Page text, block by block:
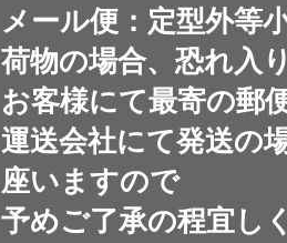
メール便：定型外等
荷物の場合、恐れ入
お客様にて最寄の郵
運送会社にて発送の
座いますので
予めご了承の程宜し